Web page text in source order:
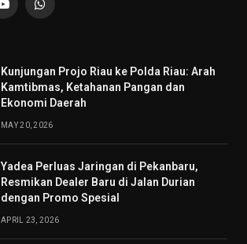
YouTubeWhatsApp
Kunjungan Projo Riau ke Polda Riau: Arah
Kamtibmas, Ketahanan Pangan dan
Ekonomi Daerah
MAY 20, 2026
Yadea Perluas Jaringan di Pekanbaru,
Resmikan Dealer Baru di Jalan Durian
dengan Promo Spesial
APRIL 23, 2026